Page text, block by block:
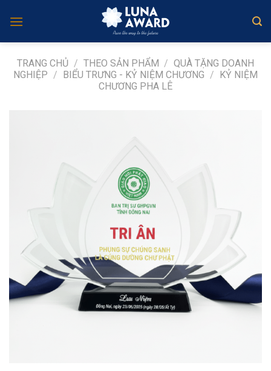
TRANG CHỦ / THEO SẢN PHẨM / QUÀ TẶNG DOANH
NGHIỆP / BIỂU TRƯNG - KỶ NIỆM CHƯƠNG / KỶ NIỆM
CHƯƠNG PHA LÊ